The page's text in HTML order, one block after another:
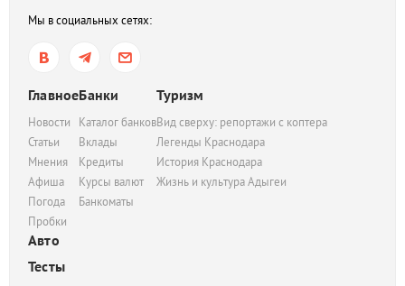
Мы в социальных сетях:
Главное
Новости
Статьи
Мнения
Афиша
Погода
Пробки
Банки
Каталог банков
Вклады
Кредиты
Курсы валют
Банкоматы
Туризм
Вид сверху: репортажи с коптера
Легенды Краснодара
История Краснодара
Жизнь и культура Адыгеи
Авто
Тесты